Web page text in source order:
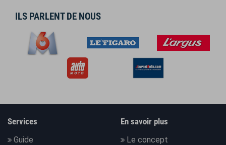
ILS PARLENT DE NOUS
Services
Guide
En savoir plus
Le concept